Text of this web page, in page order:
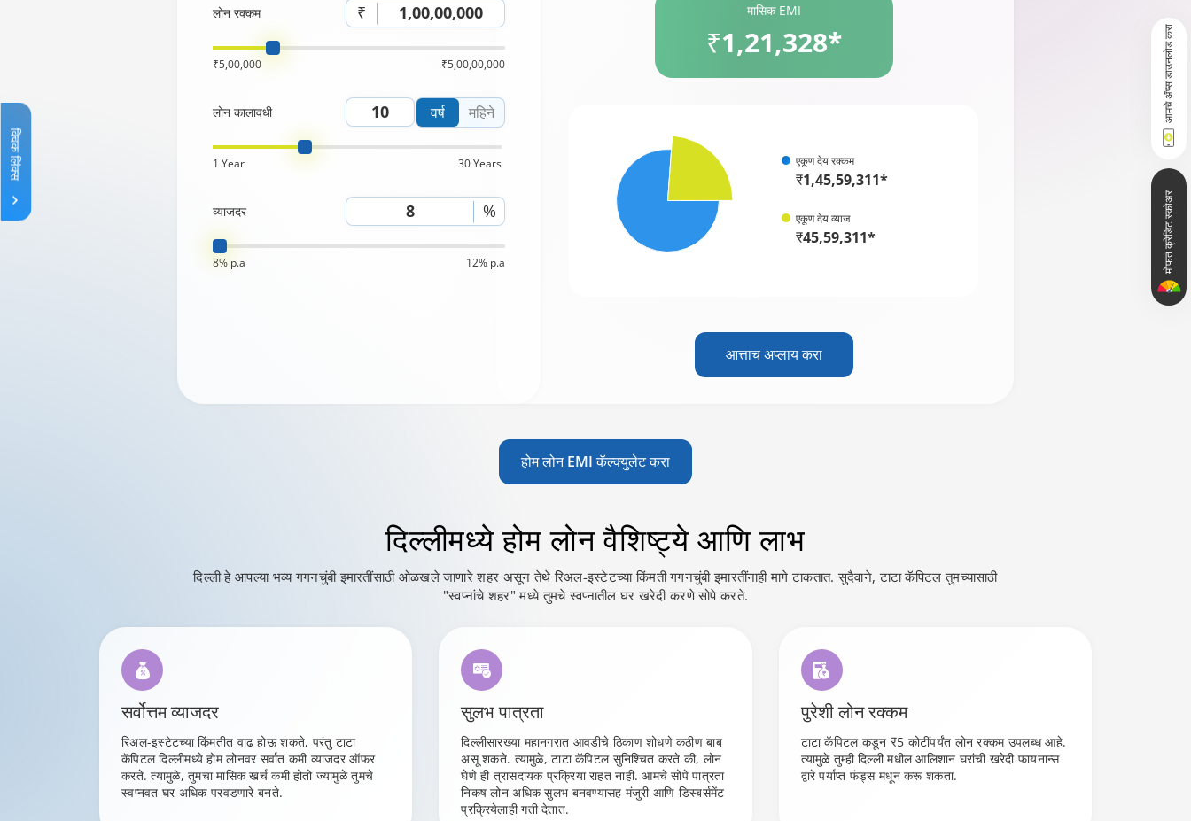
लोन रक्कम ₹
₹5,00,000 ₹5,00,00,000
वर्ष महिने
लोन कालावधी
1 Year 30 Years
व्याजदर %
8% p.a 12% p.a
मासिक EMI
₹1,21,328*
एकूण देय रक्कम
₹1,45,59,311*
एकूण देय व्याज
₹45,59,311*
आत्ताच अप्लाय करा
होम लोन EMI कॅल्क्युलेट करा
दिल्लीमध्ये होम लोनवैशिष्ट्ये आणि लाभ
दिल्ली हे आपल्या भव्य गगनचुंबी इमारतींसाठी ओळखले जाणारे शहर असून तेथे रिअल-इस्टेटच्या किंमती गगनचुंबी इमारतींनाही मागे टाकतात. सुदैवाने, टाटा कॅपिटल तुमच्यासाठी
"स्वप्नांचे शहर" मध्ये तुमचे स्वप्नातील घर खरेदी करणे सोपे करते.
सर्वोत्तम व्याजदर
रिअल-इस्टेटच्या किंमतीत वाढ होऊ शकते, परंतु टाटा
कॅपिटल दिल्लीमध्ये होम लोनवर सर्वात कमी व्याजदर ऑफर
करते. त्यामुळे, तुमचा मासिक खर्च कमी होतो ज्यामुळे तुमचे
स्वप्नवत घर अधिक परवडणारे बनते.
सुलभ पात्रता
दिल्लीसारख्या महानगरात आवडीचे ठिकाण शोधणे कठीण बाब
असू शकते. त्यामुळे, टाटा कॅपिटल सुनिश्चित करते की, लोन
घेणे ही त्रासदायक प्रक्रिया राहत नाही. आमचे सोपे पात्रता
निकष लोन अधिक सुलभ बनवण्यासह मंजुरी आणि डिस्बर्समेंट
प्रक्रियेलाही गती देतात.
पुरेशी लोन रक्कम
टाटा कॅपिटल कडून ₹5 कोटींपर्यंत लोन रक्कम उपलब्ध आहे.
त्यामुळे तुम्ही दिल्ली मधील आलिशान घरांची खरेदी फायनान्स
द्वारे पर्याप्त फंड्स मधून करू शकता.
क्विक लिंक्स
आमचे ॲप्स डाउनलोड करा
मोफत क्रेडिट स्कोअर